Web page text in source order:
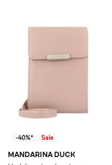
-40%* Sale
MANDARINA DUCK